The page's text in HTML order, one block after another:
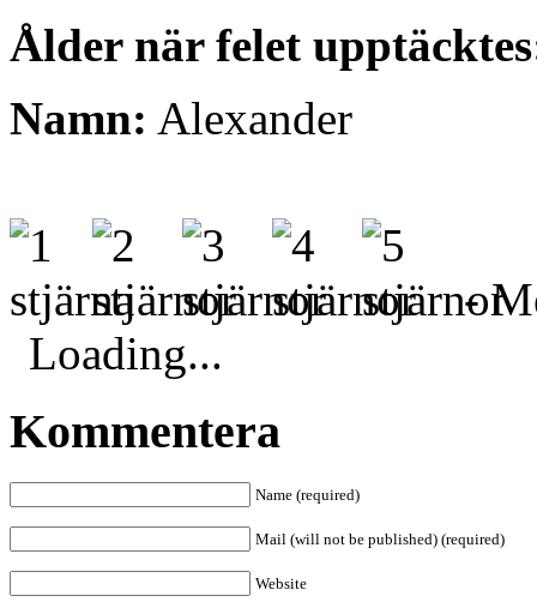
Ålder när felet
Namn: Alexander
-
Loading...
Kommentera
Name (required)
Mail (will not be published) (required)
Website